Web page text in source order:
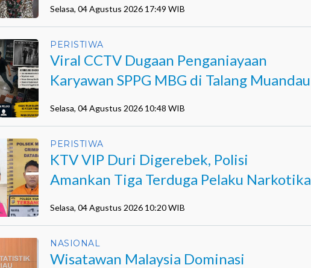
Selasa, 04 Agustus 2026 17:49 WIB
PERISTIWA
Viral CCTV Dugaan Penganiayaan
Karyawan SPPG MBG di Talang Muandau
Selasa, 04 Agustus 2026 10:48 WIB
PERISTIWA
KTV VIP Duri Digerebek, Polisi
Amankan Tiga Terduga Pelaku Narkotika
Selasa, 04 Agustus 2026 10:20 WIB
NASIONAL
Wisatawan Malaysia Dominasi